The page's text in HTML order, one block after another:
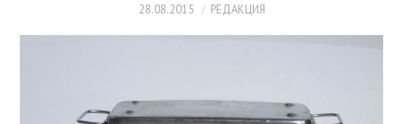
28.08.2015 РЕДАКЦИЯ